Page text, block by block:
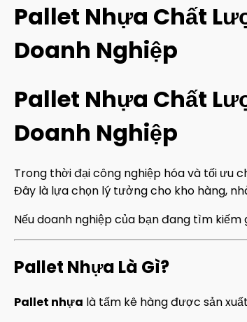
Pallet Nhựa Chất
Doanh Nghiệp
Pallet Nhựa Chất
Doanh Nghiệp
Trong thời đại công nghiệp hóa và tối ưu
Đây là lựa chọn lý tưởng cho kho hàng,
Nếu doanh nghiệp của bạn đang tìm
Pallet Nhựa Là Gì?
Pallet nhựa là tấm kê hàng được sản